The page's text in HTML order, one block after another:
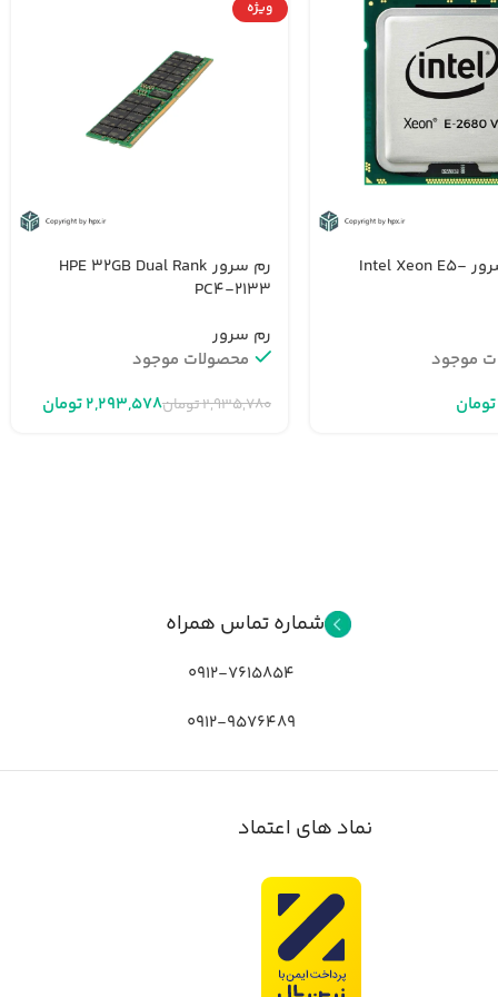
پردازنده سرور Intel Xeon E5-
موجود
تومان
ویژه
رم سرور HPE 32GB Dual Rank
PC4-2133
رم سرور
محصولات موجود
۲,۹۳۵,۷۸۰تومان۲,۲۹۳,۵۷۸تومان
شماره تماس همراه
0912-7615854
0912-9576489
نماد های اعتماد